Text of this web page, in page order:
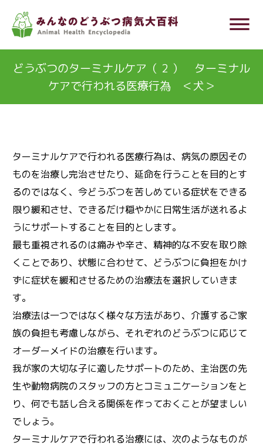
dehaze
どうぶつのターミナルケア（ 2 ） ターミナル
ケアで行われる医療行為 ＜犬＞
ターミナルケアで行われる医療行為は、病気の原因その
ものを治療し完治させたり、延命を行うことを目的とす
るのではなく、今どうぶつを苦しめている症状をできる
限り緩和させ、できるだけ穏やかに日常生活が送れるよ
うにサポートすることを目的とします。
最も重視されるのは痛みや辛さ、精神的な不安を取り除
くことであり、状態に合わせて、どうぶつに負担をかけ
ずに症状を緩和させるための治療法を選択していきま
す。
治療法は一つではなく様々な方法があり、介護するご家
族の負担も考慮しながら、それぞれのどうぶつに応じて
オーダーメイドの治療を行います。
我が家の大切な子に適したサポートのため、主治医の先
生や動物病院のスタッフの方とコミュニケーションをと
り、何でも話し合える関係を作っておくことが望ましい
でしょう。
ターミナルケアで行われる治療には、次のようなものが